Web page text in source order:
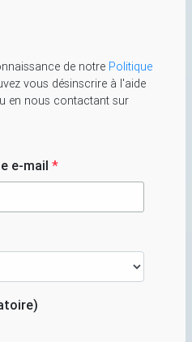
de notre Politique
vous désinscrire à l'aide
en nous contactant sur
e-mail *